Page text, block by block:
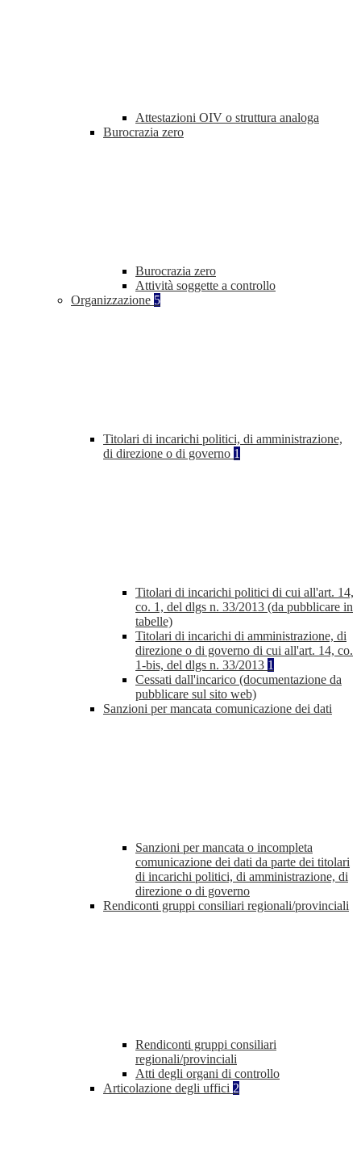
Attestazioni OIV o struttura analoga
Burocrazia zero
Burocrazia zero
Attività soggette a controllo
Organizzazione 5
Titolari di incarichi politici, di amministrazione,
di direzione o di governo 1
Titolari di incarichi politici di cui all'art. 14,
co. 1, del dlgs n. 33/2013 (da pubblicare in
tabelle)
Titolari di incarichi di amministrazione, di
direzione o di governo di cui all'art. 14, co.
1-bis, del dlgs n. 33/2013 1
Cessati dall'incarico (documentazione da
pubblicare sul sito web)
Sanzioni per mancata comunicazione dei dati
Sanzioni per mancata o incompleta
comunicazione dei dati da parte dei titolari
di incarichi politici, di amministrazione, di
direzione o di governo
Rendiconti gruppi consiliari regionali/provinciali
Rendiconti gruppi consiliari
regionali/provinciali
Atti degli organi di controllo
Articolazione degli uffici 2